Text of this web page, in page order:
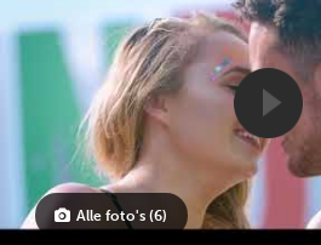
Inspiratie
Festivalnieuws
Contact
Mijn account
Alle foto's (6)